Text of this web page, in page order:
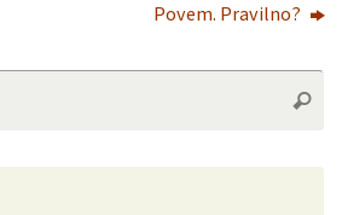
Povem. Pravilno?